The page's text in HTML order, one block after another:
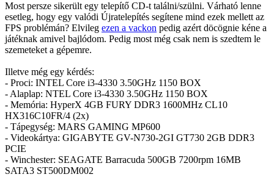
Most persze sikerült egy telepítő CD-t találni/szülni. Várható lenne
esetleg, hogy egy valódi Újratelepítés segítene mind ezek mellett az
FPS problémán? Elvileg ezen a vackon pedig azért döcögnie kéne a
játéknak amivel bajlódom. Pedig most még csak nem is szedtem le
szemeteket a gépemre.
Illetve még egy kérdés:
- Proci: INTEL Core i3-4330 3.50GHz 1150 BOX
- Alaplap: NTEL Core i3-4330 3.50GHz 1150 BOX
- Memória: HyperX 4GB FURY DDR3 1600MHz CL10
HX316C10FR/4 (2x)
- Tápegység: MARS GAMING MP600
- Videokártya: GIGABYTE GV-N730-2GI GT730 2GB DDR3
PCIE
- Winchester: SEAGATE Barracuda 500GB 7200rpm 16MB
SATA3 ST500DM002